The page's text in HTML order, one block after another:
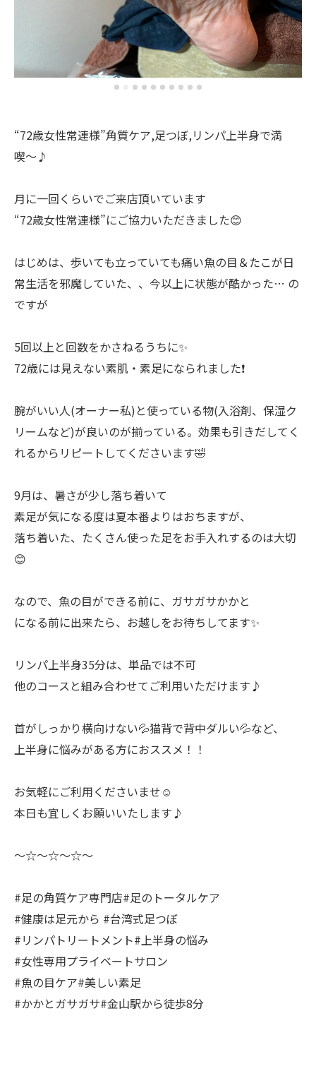
“72歳女性常連様”角質ケア,足つぼ,リンパ上半身で満
喫〜♪
月に一回くらいでご来店頂いています
“72歳女性常連様”にご協力いただきました😊
はじめは、歩いても立っていても痛い魚の目＆たこが日
常生活を邪魔していた、、今以上に状態が酷かった… の
ですが
5回以上と回数をかさねるうちに✨
72歳には見えない素肌・素足になられました❗️
腕がいい人(オーナー私)と使っている物(入浴剤、保湿ク
リームなど)が良いのが揃っている。効果も引きだしてく
れるからリピートしてくださいます🤣
9月は、暑さが少し落ち着いて
素足が気になる度は夏本番よりはおちますが、
落ち着いた、たくさん使った足をお手入れするのは大切
😊
なので、魚の目ができる前に、ガサガサかかと
になる前に出来たら、お越しをお待ちしてます✨
リンパ上半身35分は、単品では不可
他のコースと組み合わせてご利用いただけます♪
首がしっかり横向けない💦猫背で背中ダルい💦など、
上半身に悩みがある方におススメ！！
お気軽にご利用くださいませ☺️
本日も宜しくお願いいたします♪
〜☆〜☆〜☆〜
#足の角質ケア専門店#足のトータルケア
#健康は足元から #台湾式足つぼ
#リンパトリートメント#上半身の悩み
#女性専用プライベートサロン
#魚の目ケア#美しい素足
#かかとガサガサ#金山駅から徒歩8分